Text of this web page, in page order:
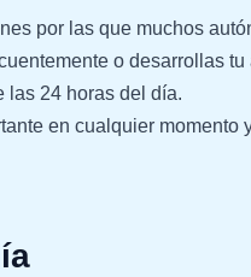
por las que muchos
o desarrollas
las 24 horas del día.
en cualquier momento